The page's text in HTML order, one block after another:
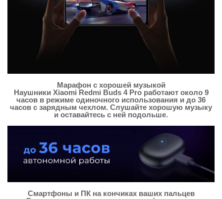
Марафон с хорошей музыкой
Наушники Xiaomi Redmi Buds 4 Pro работают около 9
часов в режиме одиночного использования и до 36
часов с зарядным чехлом. Слушайте хорошую музыку
и оставайтесь с ней подольше.
Смартфоны и ПК на кончиках ваших пальцев